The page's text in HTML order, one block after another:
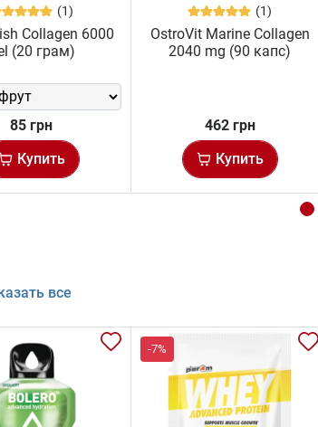
(1)
Collagen 6000
(20 грам)
85 грн
Купить
(1)
OstroVit Marine Collagen
2040 mg (90 капс)
462 грн
Купить
все
-7%